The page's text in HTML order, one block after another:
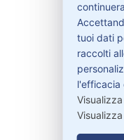
tuoi dati
raccolti
l'efficacia